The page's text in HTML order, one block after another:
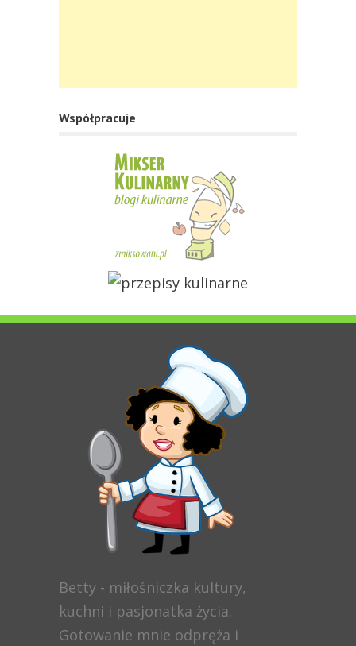
Współpracuje
Betty - miłośniczka kultury,
kuchni i pasjonatka życia.
Gotowanie mnie odpręża i